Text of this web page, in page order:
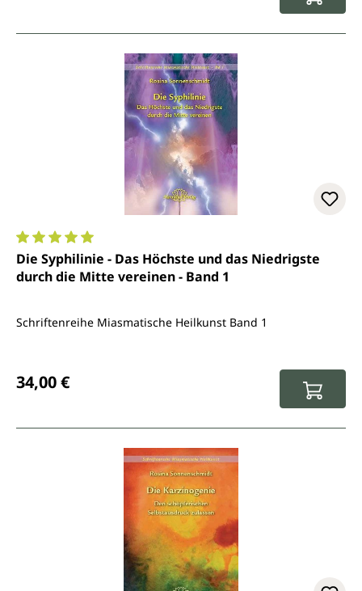
Durchschnittliche Bewertung von 5 von 5 Sternen
Die Syphilinie - Das Höchste und das Niedrigste
durch die Mitte vereinen - Band 1
Schriftenreihe Miasmatische Heilkunst Band 1
34,00 €